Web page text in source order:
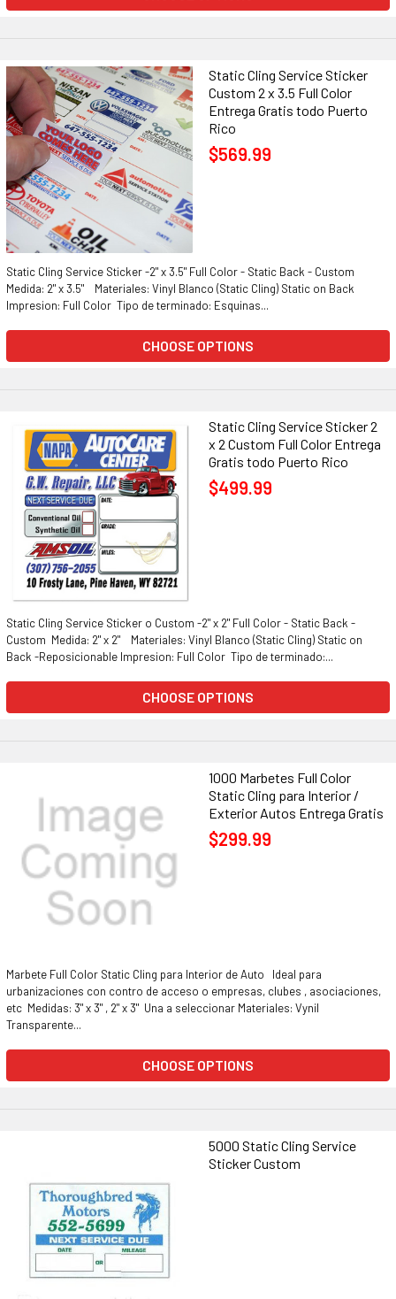
Static Cling Service Sticker
Custom 2 x 3.5 Full Color
Entrega Gratis todo Puerto
Rico
$569.99
Static Cling Service Sticker -2" x 3.5" Full Color - Static Back - Custom
Medida: 2" x 3.5" Materiales: Vinyl Blanco (Static Cling) Static on Back
Impresion: Full Color Tipo de terminado: Esquinas...
CHOOSE OPTIONS
Static Cling Service Sticker 2
x 2 Custom Full Color Entrega
Gratis todo Puerto Rico
$499.99
Static Cling Service Sticker o Custom -2" x 2" Full Color - Static Back -
Custom Medida: 2" x 2" Materiales: Vinyl Blanco (Static Cling) Static on
Back -Reposicionable Impresion: Full Color Tipo de terminado:...
CHOOSE OPTIONS
1000 Marbetes Full Color
Static Cling para Interior /
Exterior Autos Entrega Gratis
$299.99
Marbete Full Color Static Cling para Interior de Auto Ideal para
urbanizaciones con contro de acceso o empresas, clubes , asociaciones,
etc Medidas: 3" x 3" , 2" x 3" Una a seleccionar Materiales: Vynil
Transparente...
CHOOSE OPTIONS
5000 Static Cling Service
Sticker Custom